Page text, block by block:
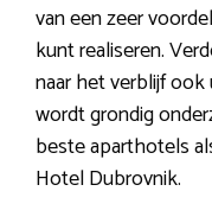
van een zeer
kunt realiseren.
naar het verblijf
wordt grondig
beste aparthotels
Hotel Dubrovnik.